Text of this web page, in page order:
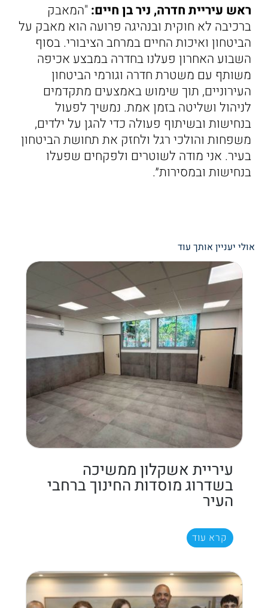
ראש עיריית חדרה, ניר בן חיים: "המאבק
ברכיבה לא חוקית ובנהיגה פרועה הוא מאבק על
הביטחון ואיכות החיים במרחב הציבורי. בסוף
השבוע האחרון פעלנו בחדרה במבצע אכיפה
משותף עם משטרת חדרה וגורמי הביטחון
העירוניים, תוך שימוש באמצעים מתקדמים
לניהול ושליטה בזמן אמת. נמשיך לפעול
בנחישות ובשיתוף פעולה כדי להגן על ילדים,
משפחות והולכי רגל ולחזק את תחושת הביטחון
בעיר. אני מודה לשוטרים ולפקחים שפעלו
בנחישות ובמסירות״.
אולי יעניין אותך עוד
עיריית אשקלון ממשיכה
בשדרוג מוסדות החינוך ברחבי
העיר
קרא עוד